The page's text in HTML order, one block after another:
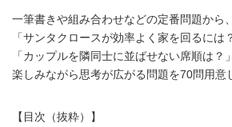
一筆書きや組み合わせなどの定番問題から、
「サンタクロースが効率よく家を回るには
「カップルを隣同士に並ばせない席順は？
楽しみながら思考が広がる問題を70問用意
【目次（抜粋）】